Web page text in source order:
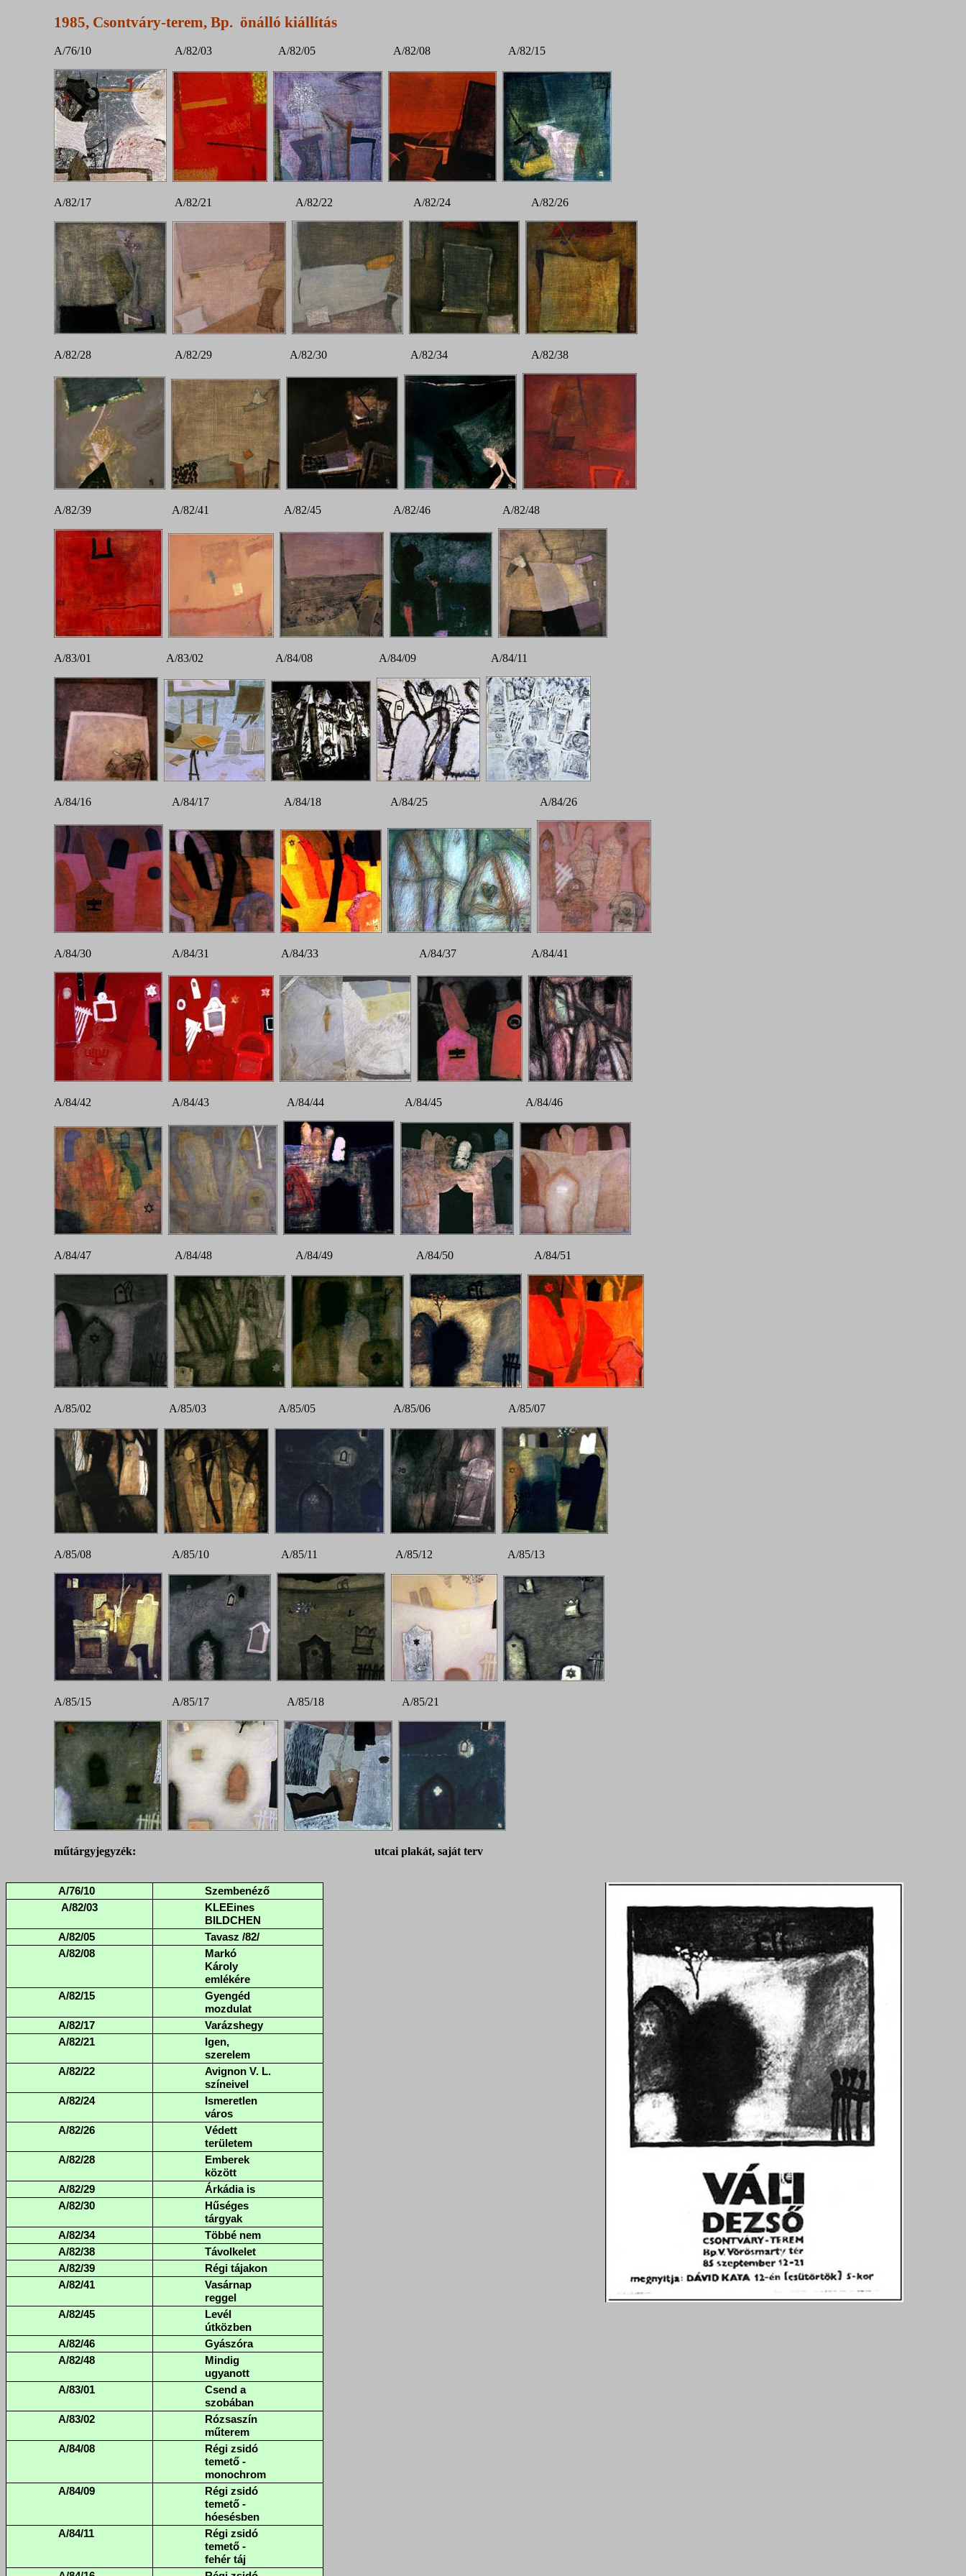
1985, Csontváry-terem, Bp. önálló kiállítás
A/76/10 A/82/03 A/82/05 A/82/08 A/82/15
A/82/17 A/82/21 A/82/22 A/82/24 A/82/26
A/82/28 A/82/29 A/82/30 A/82/34 A/82/38
A/82/39 A/82/41 A/82/45 A/82/46 A/82/48
A/83/01 A/83/02 A/84/08 A/84/09 A/84/11
A/84/16 A/84/17 A/84/18 A/84/25 A/84/26
A/84/30 A/84/31 A/84/33 A/84/37 A/84/41
A/84/42 A/84/43 A/84/44 A/84/45 A/84/46
A/84/47 A/84/48 A/84/49 A/84/50 A/84/51
A/85/02 A/85/03 A/85/05 A/85/06 A/85/07
A/85/08 A/85/10 A/85/11 A/85/12 A/85/13
A/85/15 A/85/17 A/85/18 A/85/21
műtárgyjegyzék: utcai plakát, saját terv
A/76/10
Szembenéző
A/82/03
KLEEines
BILDCHEN
A/82/05
Tavasz /82/
A/82/08
Markó
Károly
emlékére
A/82/15
Gyengéd
mozdulat
A/82/17
Varázshegy
A/82/21
Igen,
szerelem
A/82/22
Avignon V. L.
színeivel
A/82/24
Ismeretlen
város
A/82/26
Védett
területem
A/82/28
Emberek
között
A/82/29
Árkádia is
A/82/30
Hűséges
tárgyak
A/82/34
Többé nem
A/82/38
Távolkelet
A/82/39
Régi tájakon
A/82/41
Vasárnap
reggel
A/82/45
Levél
útközben
A/82/46
Gyászóra
A/82/48
Mindig
ugyanott
A/83/01
Csend a
szobában
A/83/02
Rózsaszín
műterem
A/84/08
Régi zsidó
temető -
monochrom
A/84/09
Régi zsidó
temető -
hóesésben
A/84/11
Régi zsidó
temető -
fehér táj